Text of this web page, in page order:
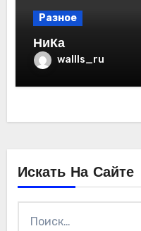
Разное
НиКа
wallls_ru
Искать На Сайте